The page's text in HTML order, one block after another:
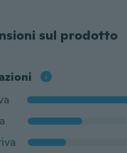
sul prodotto